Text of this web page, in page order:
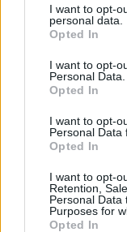
I want to opt-
personal data.
Opted In
I want to opt-
Personal Data.
Opted In
I want to opt-
Personal Data
Opted In
I want to opt-
Retention,
Personal Data
Purposes for
Opted In
The Wiseman
Το πιστόλι του
Χατζηδάκη για
το «θαύμα»
βάπτιση του